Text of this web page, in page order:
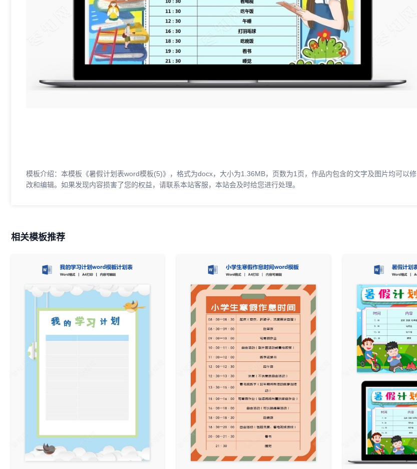
模板介绍：本模板《暑假计划表word模板(5)》，格式为docx，大小为1.36MB，页数为1页，作品内包含的文字及图片均可以修
改和编辑。如果发现内容损害了您的权益，请联系本站客服，本站会及时给您进行处理。
相关模板推荐